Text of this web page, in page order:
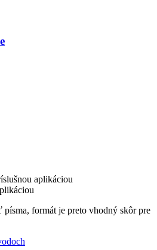
aplikáciou
formát je preto vhodný skôr pre